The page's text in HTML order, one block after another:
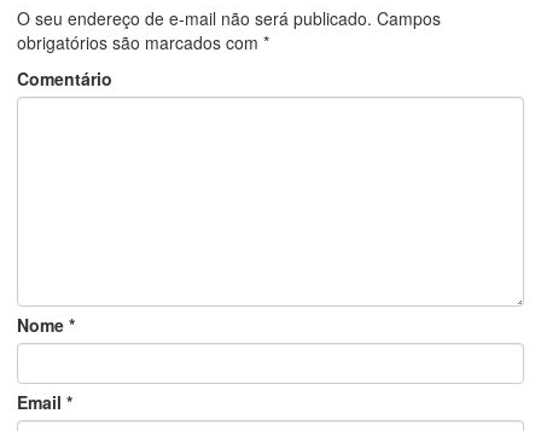
O seu endereço de e-mail não será publicado. Campos
obrigatórios são marcados com *
Comentário
Nome *
Email *